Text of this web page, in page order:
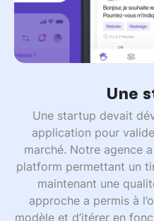
Une
Une startup devait
application pour
marché. Notre agence
platform permettant un
maintenant une
approche a permis à
modèle et d’itérer en